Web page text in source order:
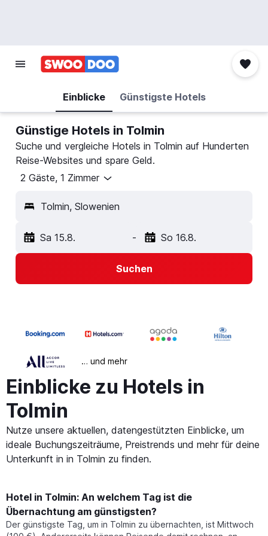
Einblicke Günstigste Hotels
Günstige Hotels in Tolmin
Suche und vergleiche Hotels in Tolmin auf Hunderten
Reise-Websites und spare Geld.
2 Gäste, 1 Zimmer
Tolmin, Slowenien
Sa 15.8. - So 16.8.
Suchen
… und mehr
Einblicke zu Hotels in
Tolmin
Nutze unsere aktuellen, datengestützten Einblicke, um
ideale Buchungszeiträume, Preistrends und mehr für deine
Unterkunft in in Tolmin zu finden.
Hotel in Tolmin: An welchem Tag ist die
Übernachtung am günstigsten?
Der günstigste Tag, um in Tolmin zu übernachten, ist Mittwoch